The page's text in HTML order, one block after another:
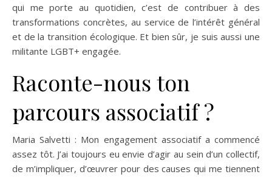
qui me porte au quotidien, c’est de contribuer à des
transformations concrètes, au service de l’intérêt général
et de la transition écologique. Et bien sûr, je suis aussi une
militante LGBT+ engagée.
Raconte-nous ton
parcours associatif ?
Maria Salvetti : Mon engagement associatif a commencé
assez tôt. J’ai toujours eu envie d’agir au sein d’un collectif,
de m’impliquer, d’œuvrer pour des causes qui me tiennent